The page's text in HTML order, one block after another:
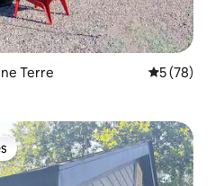
Terre
5 (78)
huéspedes